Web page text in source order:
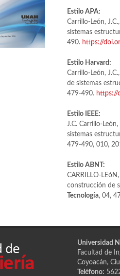
Estilo APA:
Carrillo-León,
sistemas
490. https://
Estilo Harvard:
Carrillo-León,
de sistemas
479-490. https://
Estilo IEEE:
J.C. Carrillo-
sistemas
479-490, 010,
Estilo ABNT:
CARRILLO-
construcción de
Tecnología, 04,
Universidad
Facultad de
Coyoacán,
Teléfono: